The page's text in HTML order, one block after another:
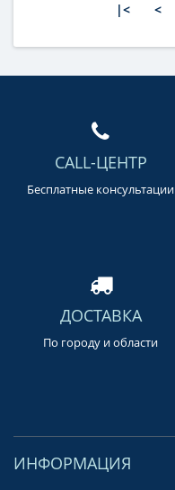
|< <
CALL-ЦЕНТР
Бесплатные консультации
ДОСТАВКА
По городу и области
ИНФОРМАЦИЯ